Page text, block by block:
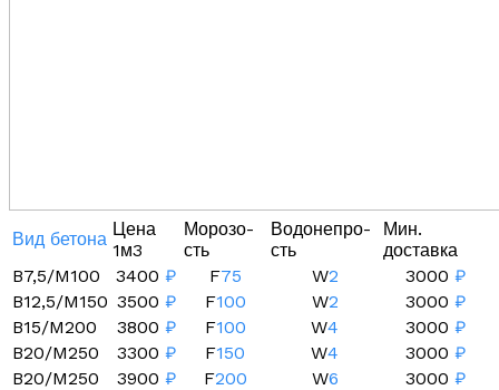
Вид бетона Цена
1м3
Морозо-
сть
Водонепро-
сть
Мин.
доставка
B7,5/M100
3400 ₽ F75 W2 3000 ₽
B12,5/M150 3500 ₽ F100 W2 3000 ₽
B15/M200
3800 ₽ F100 W4 3000 ₽
B20/M250
3300 ₽ F150 W4 3000 ₽
B20/M250
3900 ₽ F200 W6 3000 ₽